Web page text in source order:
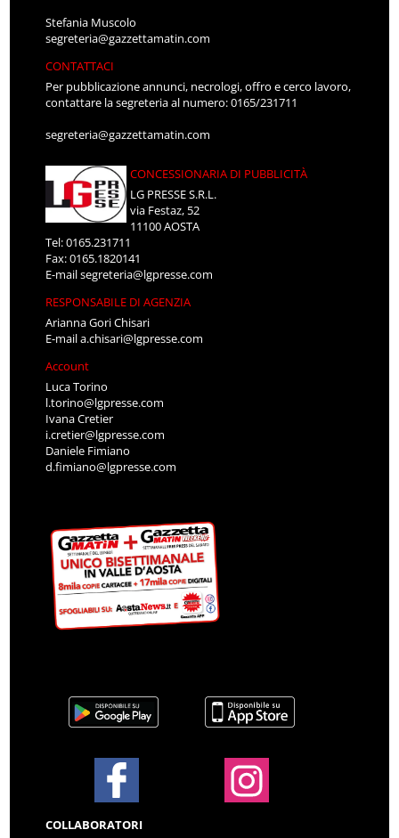
Stefania Muscolo
segreteria@gazzettamatin.com
CONTATTACI
Per pubblicazione annunci, necrologi, offro e cerco lavoro,
contattare la segreteria al numero: 0165/231711
segreteria@gazzettamatin.com
CONCESSIONARIA DI PUBBLICITÀ
LG PRESSE S.R.L.
via Festaz, 52
11100 AOSTA
Tel: 0165.231711
Fax: 0165.1820141
E-mailsegreteria@lgpresse.com
RESPONSABILE DI AGENZIA
Arianna Gori Chisari
E-maila.chisari@lgpresse.com
Account
Luca Torino
l.torino@lgpresse.com
Ivana Cretier
i.cretier@lgpresse.com
Daniele Fimiano
d.fimiano@lgpresse.com
COLLABORATORI